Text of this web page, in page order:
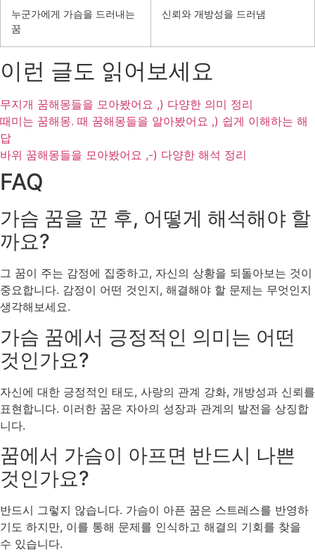
누군가에게 가슴을 드러내는
꿈
신뢰와 개방성을 드러냄
이런 글도 읽어보세요
무지개 꿈해몽들을 모아봤어요 ,) 다양한 의미 정리
때미는 꿈해몽. 때 꿈해몽들을 알아봤어요 ,) 쉽게 이해하는 해
답
바위 꿈해몽들을 모아봤어요 ,-) 다양한 해석 정리
FAQ
가슴 꿈을 꾼 후, 어떻게 해석해야 할
까요?
그 꿈이 주는 감정에 집중하고, 자신의 상황을 되돌아보는 것이
중요합니다. 감정이 어떤 것인지, 해결해야 할 문제는 무엇인지
생각해보세요.
가슴 꿈에서 긍정적인 의미는 어떤
것인가요?
자신에 대한 긍정적인 태도, 사랑의 관계 강화, 개방성과 신뢰를
표현합니다. 이러한 꿈은 자아의 성장과 관계의 발전을 상징합
니다.
꿈에서 가슴이 아프면 반드시 나쁜
것인가요?
반드시 그렇지 않습니다. 가슴이 아픈 꿈은 스트레스를 반영하
기도 하지만, 이를 통해 문제를 인식하고 해결의 기회를 찾을
수 있습니다.